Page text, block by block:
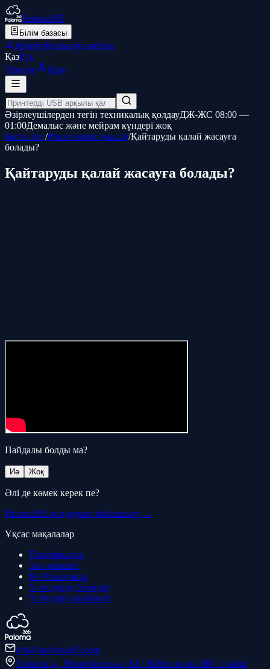
Paloma365
Білім базасы
ЖүктеуҚосылуға өтінім
ҚазРус
Тіркелу
Кіру
Әзірлеушілерден тегін техникалық қолдауДЖ-ЖС 08:00 —
01:00Демалыс және мейрам күндері жоқ
Басты бет/Фронт-офис (касса)/Қайтаруды қалай жасауға
болады?
Қайтаруды қалай жасауға болады?
Пайдалы болды ма?
Иә Жоқ
Әлі де көмек керек пе?
Paloma365 қолдаумен байланысу →
Ұқсас мақалалар
Тарификатор
Зал әкімшісі
M+N акциясы
Үстелдерді брондау
Үстелдер дизайнері
info@paloma365.com
Алматы қ., Мұратбаев к-сі, 62 / Жібек жолы 188, 1 қабат